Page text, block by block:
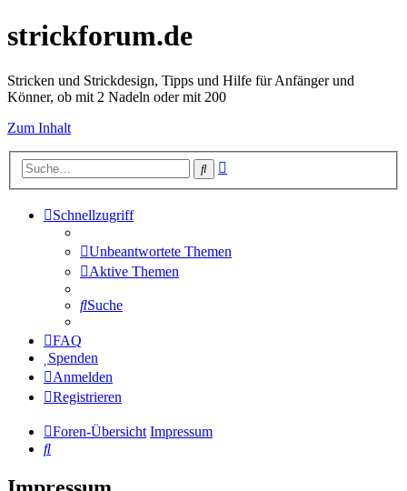
strickforum.de
Stricken und Strickdesign, Tipps und Hilfe für Anfänger und
Könner, ob mit 2 Nadeln oder mit 200
Zum Inhalt
Suche
Schnellzugriff
Unbeantwortete Themen
Aktive Themen
Suche
FAQ
Spenden
Anmelden
Registrieren
Foren-Übersicht Impressum
Suche